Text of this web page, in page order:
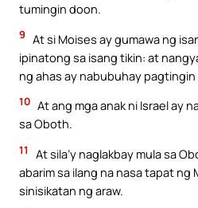
tumingin doon.
9 At si Moises ay gumawa ng
ipinatong sa isang tikin: at
ng ahas ay nabubuhay pagtingin
10 At ang mga anak ni Israel ay
sa Oboth.
11
At sila’y naglakbay mula sa
abarim sa ilang na nasa tapat ng
sinisikatan ng araw.